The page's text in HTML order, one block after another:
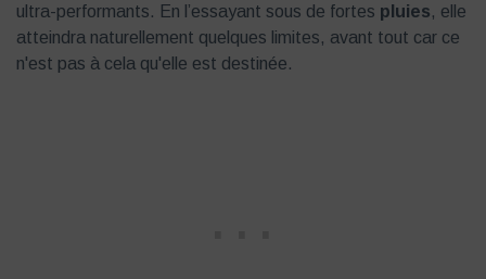
ultra-performants. En l’essayant sous de fortes pluies, elle
atteindra naturellement quelques limites, avant tout car ce
n'est pas à cela qu'elle est destinée.